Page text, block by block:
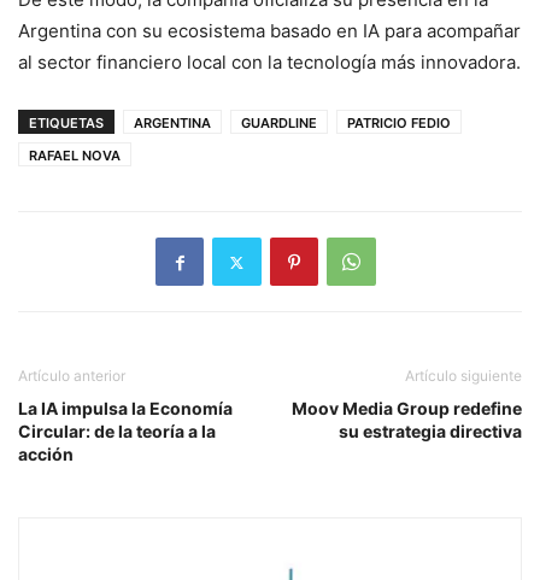
Argentina con su ecosistema basado en IA para acompañar
al sector financiero local con la tecnología más innovadora.
ETIQUETAS ARGENTINA GUARDLINE
PATRICIO FEDIO
RAFAEL NOVA
Artículo anterior
La IA impulsa la Economía
Circular: de la teoría a la
acción
Artículo siguiente
Moov Media Group redefine
su estrategia directiva